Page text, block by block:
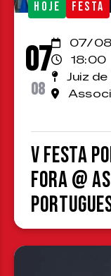
HOJE FESTA
07
08
07/
18:00
Juiz
V Festa
Fora @